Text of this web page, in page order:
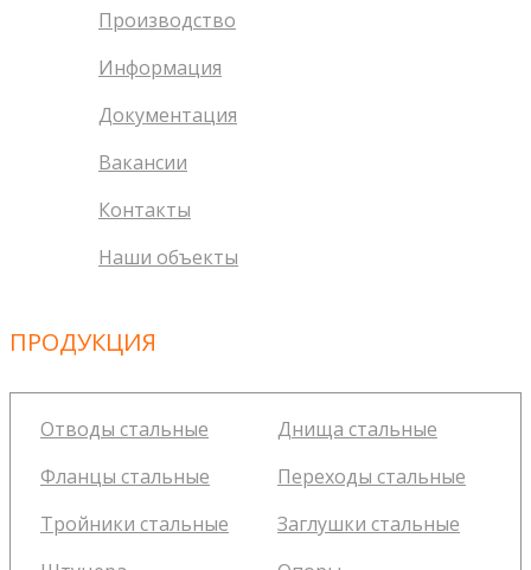
Производство
Информация
Документация
Вакансии
Контакты
Наши объекты
ПРОДУКЦИЯ
Отводы стальные
Днища стальные
Фланцы стальные
Переходы стальные
Тройники стальные
Заглушки стальные